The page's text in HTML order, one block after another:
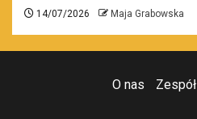
14/07/2026 Maja Grabowska
O nas Zespół